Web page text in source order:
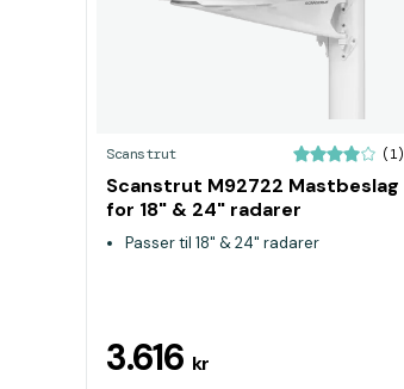
Scanstrut (1)
Scanstrut M92722 Mastbeslag
for 18" & 24" radarer
Passer til 18" & 24" radarer
3.616 kr